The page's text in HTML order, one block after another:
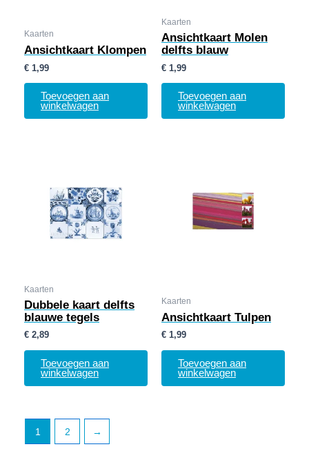
Kaarten
Ansichtkaart Klompen
€ 1,99
Toevoegen aan
winkelwagen
Kaarten
Ansichtkaart Molen
delfts blauw
€ 1,99
Toevoegen aan
winkelwagen
Kaarten
Dubbele kaart delfts
blauwe tegels
€ 2,89
Toevoegen aan
winkelwagen
Kaarten
Ansichtkaart Tulpen
€ 1,99
Toevoegen aan
winkelwagen
1 2 →